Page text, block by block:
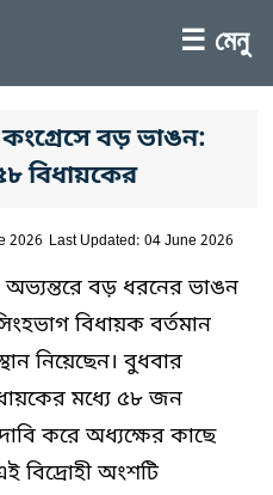
☰ মেনু
বড় ভাঙন:
বিধায়কের
2026 Last Updated: 04 June 2026
অভ্যন্তরে বড় ধরনের ভাঙন
বিধায়ক বর্তমান
নিয়েছেন। বুধবার
মধ্যে ৫৮ জন
করে অধ্যক্ষের কাছে
বিদ্রোহী অংশটি